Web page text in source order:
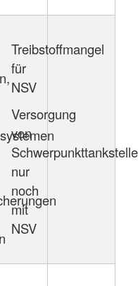
Treibstoffmangel
für
NSV
Versorgung
von
nur
noch
mit
NSV